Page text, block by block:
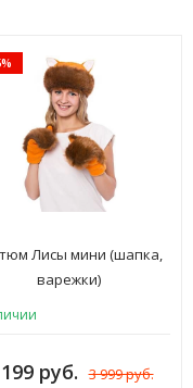
Лисы мини (шапка,
варежки)
руб. 3 999 руб.